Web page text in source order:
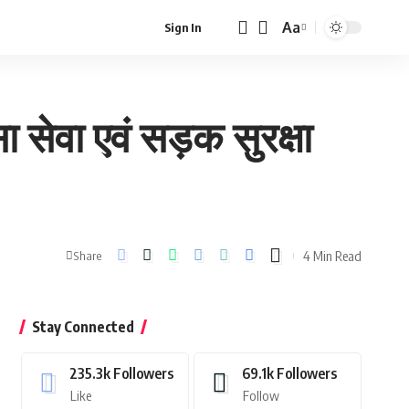
Sign In
Font
Aa
सेवा एवं सड़क सुरक्षा
Share 4 Min Read
Stay Connected
235.3k Followers
Like
69.1k Followers
Follow